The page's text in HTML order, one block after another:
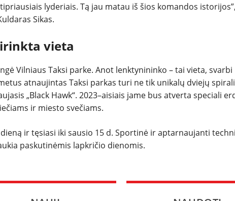
lyderiais. Tą jau matau iš šios komandos
Sikas.
vieta
Vilniaus Taksi parke. Anot lenktynininko – tai vieta, svarbi
atnaujintas Taksi parkas turi ne tik unikalų dviejų
„Black Hawk“. 2023–aisiais jame bus atverta speciali
ir miesto svečiams.
ir tęsiasi iki sausio 15 d. Sportinė ir aptarnaujanti
paskutinėmis lapkričio dienomis.